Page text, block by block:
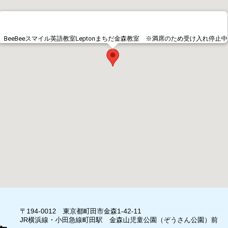
BeeBeeスマイル英語教室Leptonまちだ金森教室 ※満席のため受け入れ停止中
〒194-0012 東京都町田市金森1-42-11
JR横浜線・小田急線町田駅 金森山児童公園（ぞうさん公園）前